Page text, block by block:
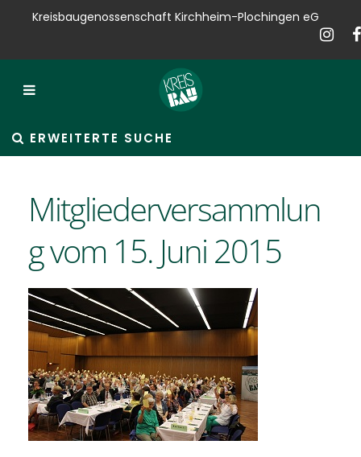
Bauen
Verwalten
Hausservice
Service
News
Kontakt
Kreisbaugenossenschaft Kirchheim-Plochingen eG
ERWEITERTE SUCHE
Mitgliederversammlun
g vom 15. Juni 2015